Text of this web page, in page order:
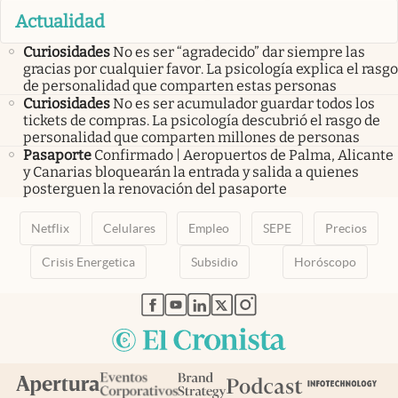
Actualidad
CuriosidadesNo es ser “agradecido” dar siempre las
gracias por cualquier favor. La psicología explica el rasgo
de personalidad que comparten estas personas
CuriosidadesNo es ser acumulador guardar todos los
tickets de compras. La psicología descubrió el rasgo de
personalidad que comparten millones de personas
Pasaporte Confirmado | Aeropuertos de Palma, Alicante
y Canarias bloquearán la entrada y salida a quienes
posterguen la renovación del pasaporte
Netflix Celulares Empleo SEPE Precios
Crisis Energetica Subsidio Horóscopo
abre en nueva pestaña
abre en nueva pestaña
abre en nueva pestaña
abre en nueva pestaña
abre en nueva pestaña